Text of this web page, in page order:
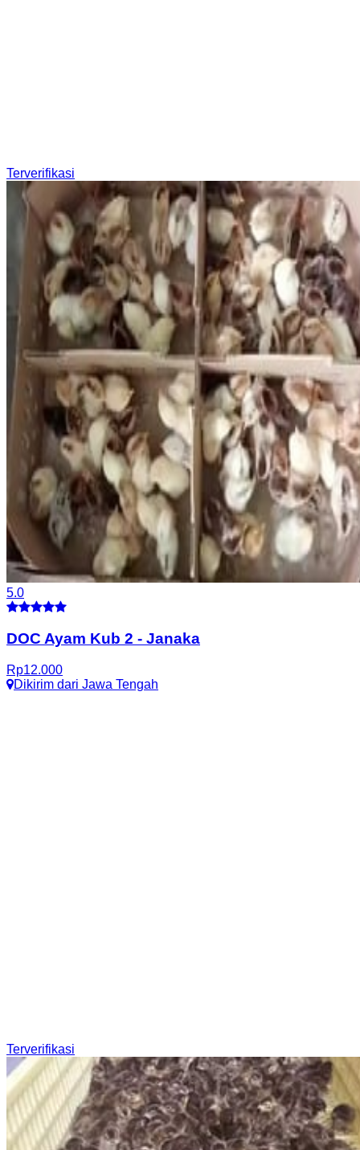
Terverifikasi
5.0
DOC Ayam Kub 2 - Janaka
Rp12.000
Dikirim dari Jawa Tengah
Terverifikasi